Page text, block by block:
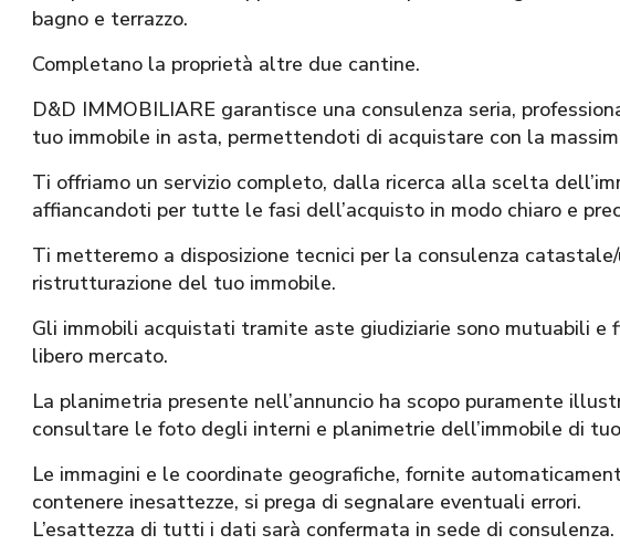
bagno e terrazzo.
Completano la proprietà altre due cantine.
D&D IMMOBILIARE garantisce una consulenza seria,
tuo immobile in asta, permettendoti di acquistare con la
Ti offriamo un servizio completo, dalla ricerca alla scelta
affiancandoti per tutte le fasi dell’acquisto in modo chiaro e
Ti metteremo a disposizione tecnici per la consulenza
ristrutturazione del tuo immobile.
Gli immobili acquistati tramite aste giudiziarie sono mutuabili e
libero mercato.
La planimetria presente nell’annuncio ha scopo puramente
consultare le foto degli interni e planimetrie dell’immobile di
Le immagini e le coordinate geografiche, fornite
contenere inesattezze, si prega di segnalare eventuali errori.
L’esattezza di tutti i dati sarà confermata in sede di consulenza.